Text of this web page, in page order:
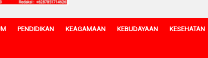
PENDIDIKAN KEAGAMAAN KEBUDAYAAN KESEHATAN